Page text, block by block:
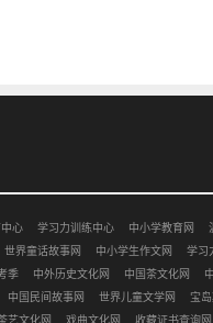
心 学习力训练中心 中小学教育网
世界童话故事网 中小学生作文网 学习
季 中外历史文化网 中国茶文化网
中国民间故事网 世界儿童文学网 宝岛
艺文化网 戏曲文化网 收藏证书查询网